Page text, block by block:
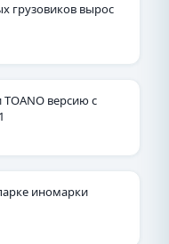
грузовиков вырос
версию с
иномарки